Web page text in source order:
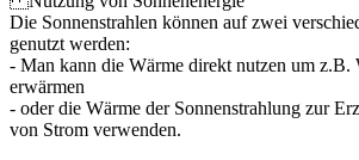
Die Sonnenstrahlen können auf zwei
genutzt werden:
- Man kann die Wärme direkt nutzen um z.B.
erwärmen
- oder die Wärme der Sonnenstrahlung zur
von Strom verwenden.